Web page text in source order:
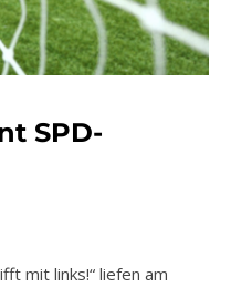
SPD-
mit links!“ liefen am